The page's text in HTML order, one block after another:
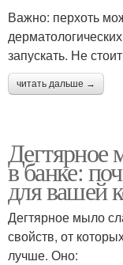
Важно: перхоть
запускать. Не
читать дальше →
Дегтярное
в банке:
для вашей
Дегтярное мыло
свойств, от
лучше. Оно: